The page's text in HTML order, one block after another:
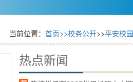
当前位置： 首页>>校务公开>>平安校园
热点新闻